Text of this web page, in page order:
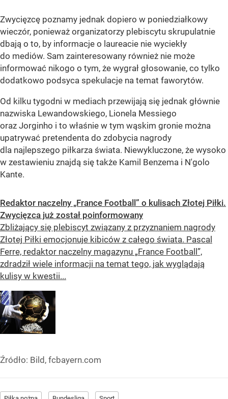
Zwycięzcę poznamy jednak dopiero w poniedziałkowy
wieczór, ponieważ organizatorzy plebiscytu skrupulatnie
dbają o to, by informacje o laureacie nie wyciekły
do mediów. Sam zainteresowany również nie może
informować nikogo o tym, że wygrał głosowanie, co tylko
dodatkowo podsyca spekulacje na temat faworytów.
Od kilku tygodni w mediach przewijają się jednak głównie
nazwiska Lewandowskiego, Lionela Messiego
oraz Jorginho i to właśnie w tym wąskim gronie można
upatrywać pretendenta do zdobycia nagrody
dla najlepszego piłkarza świata. Niewykluczone, że wysoko
w zestawieniu znajdą się także Kamil Benzema i N'golo
Kante.
Redaktor naczelny „France Football” o kulisach Złotej Piłki.
Zwycięzca już został poinformowany
Zbliżający się plebiscyt związany z przyznaniem nagrody
Złotej Piłki emocjonuje kibiców z całego świata. Pascal
Ferre, redaktor naczelny magazynu „France Football”,
zdradził wiele informacji na temat tego, jak wyglądają
kulisy w kwestii...
Źródło: Bild, fcbayern.com